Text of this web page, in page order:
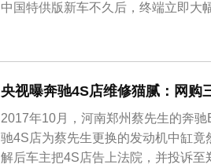
中国特供版新车不久后，终端立即大
基于X-RV打造的纯电动版车型，售
程为401公里。...
央视曝奔驰4S店维修猫腻：网购
2017年10月，河南郑州蔡先生的奔
驰4S店为蔡先生更换的发动机中缸
解后车主把4S店告上法院，并投诉